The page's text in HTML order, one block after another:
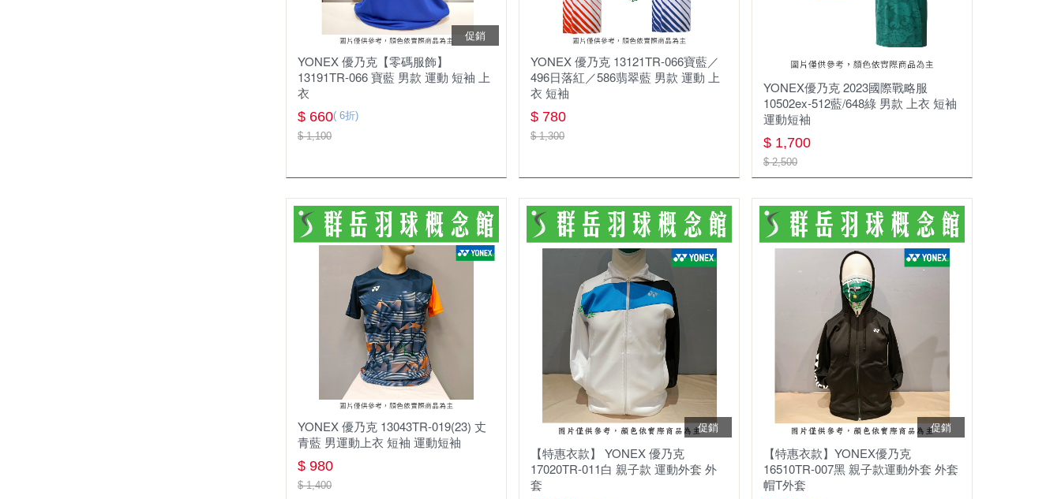
促銷
YONEX 優乃克【零碼服飾】
13191TR-066 寶藍 男款 運動 短袖 上
衣
$ 660( 6折)
$ 1,100
YONEX 優乃克 13121TR-066寶藍／
496日落紅／586翡翠藍 男款 運動 上
衣 短袖
$ 780
$ 1,300
YONEX優乃克 2023國際戰略服
10502ex-512藍/648綠 男款 上衣 短袖
運動短袖
$ 1,700
$ 2,500
YONEX 優乃克 13043TR-019(23) 丈
青藍 男運動上衣 短袖 運動短袖
$ 980
$ 1,400
促銷
【特惠衣款】 YONEX 優乃克
17020TR-011白 親子款 運動外套 外
套
促銷
【特惠衣款】YONEX優乃克
16510TR-007黑 親子款運動外套 外套
帽T外套